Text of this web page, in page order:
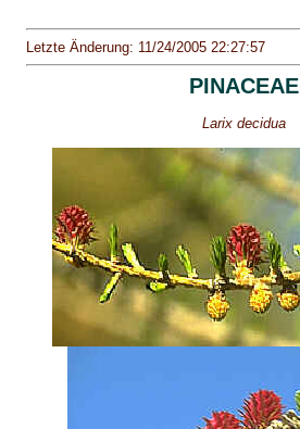
Letzte Änderung: 11/24/2005 22:27:57
PINACEAE
Larix decidua